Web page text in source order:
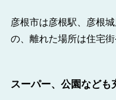
彦根市は彦根駅、彦根
の、離れた場所は住宅街
スーパー、公園なども